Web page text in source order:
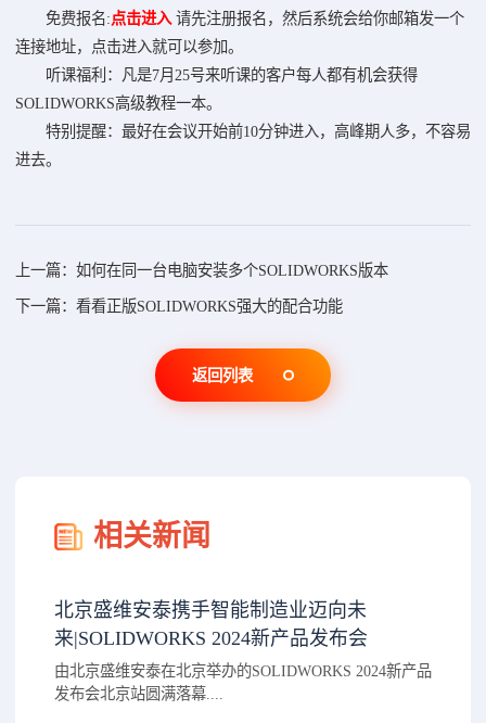
免费报名:点击进入 请先注册报名，然后系统会给你邮箱发一个
连接地址，点击进入就可以参加。
听课福利：凡是7月25号来听课的客户每人都有机会获得
SOLIDWORKS高级教程一本。
特别提醒：最好在会议开始前10分钟进入，高峰期人多，不容易
进去。
上一篇：如何在同一台电脑安装多个SOLIDWORKS版本
下一篇：看看正版SOLIDWORKS强大的配合功能
返回列表
相关新闻
北京盛维安泰携手智能制造业迈向未
来|SOLIDWORKS 2024新产品发布会
由北京盛维安泰在北京举办的SOLIDWORKS 2024新产品
发布会北京站圆满落幕....